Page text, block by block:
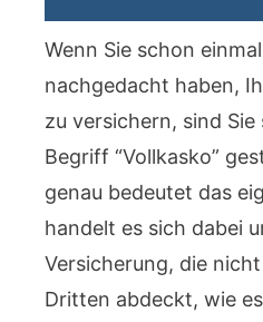
Wenn Sie schon
nachgedacht haben,
zu versichern, sind
Begriff “Vollkasko”
genau bedeutet das
handelt es sich dabei
Versicherung, die
Dritten abdeckt, wie